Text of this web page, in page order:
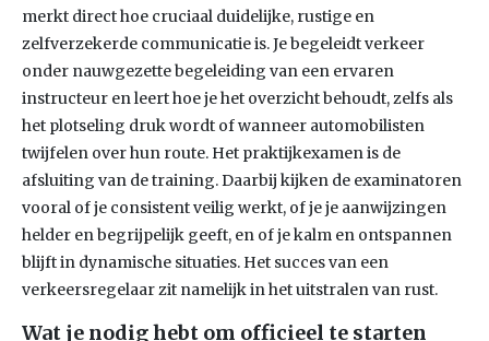
merkt direct hoe cruciaal duidelijke, rustige en
zelfverzekerde communicatie is. Je begeleidt verkeer
onder nauwgezette begeleiding van een ervaren
instructeur en leert hoe je het overzicht behoudt, zelfs als
het plotseling druk wordt of wanneer automobilisten
twijfelen over hun route. Het praktijkexamen is de
afsluiting van de training. Daarbij kijken de examinatoren
vooral of je consistent veilig werkt, of je je aanwijzingen
helder en begrijpelijk geeft, en of je kalm en ontspannen
blijft in dynamische situaties. Het succes van een
verkeersregelaar zit namelijk in het uitstralen van rust.
Wat je nodig hebt om officieel te starten